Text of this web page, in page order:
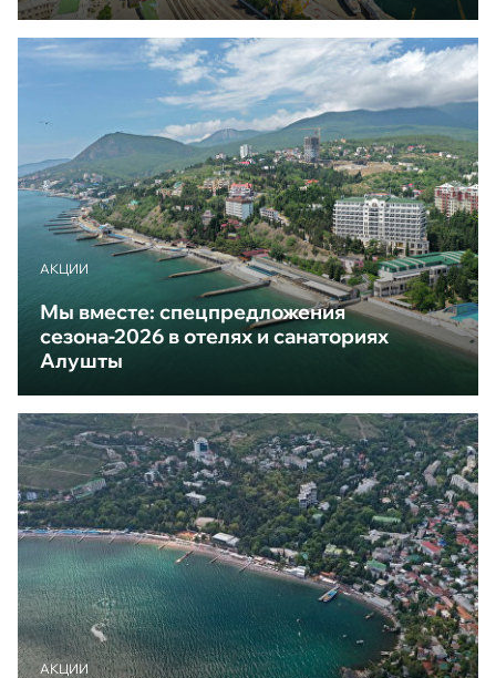
АКЦИИ
Мы вместе: спецпредложения
сезона-2026 в отелях и санаториях
Алушты
АКЦИИ